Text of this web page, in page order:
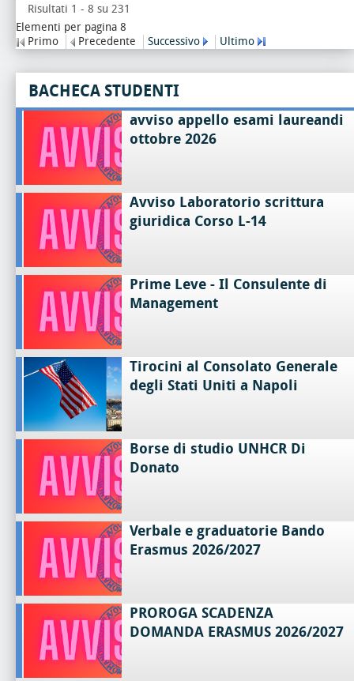
Risultati 1 - 8 su 231
Elementi per pagina 8
Primo
Precedente Successivo Ultimo
BACHECA STUDENTI
avviso appello esami laureandi
ottobre 2026
Avviso Laboratorio scrittura
giuridica Corso L-14
Prime Leve - Il Consulente di
Management
Tirocini al Consolato Generale
degli Stati Uniti a Napoli
Borse di studio UNHCR Di
Donato
Verbale e graduatorie Bando
Erasmus 2026/2027
PROROGA SCADENZA
DOMANDA ERASMUS 2026/2027